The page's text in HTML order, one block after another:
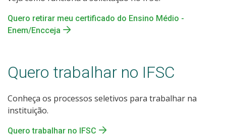
Quero retirar meu certificado do Ensino Médio -
Enem/Encceja
Quero trabalhar no IFSC
Conheça os processos seletivos para trabalhar na
instituição.
Quero trabalhar no IFSC